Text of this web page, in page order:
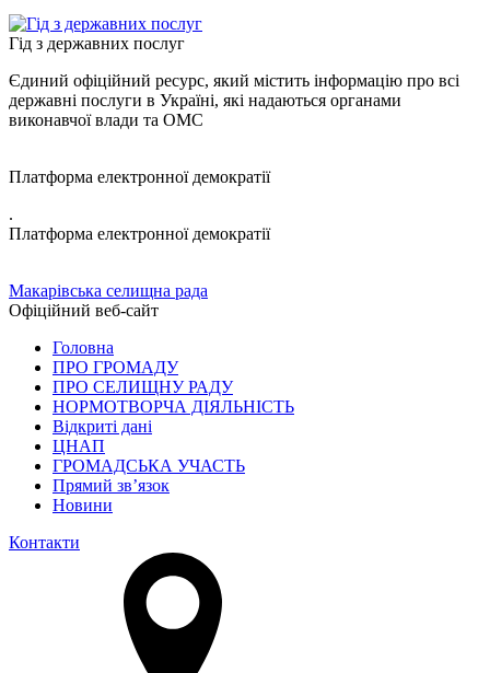
Гід з державних послуг
Єдиний офіційний ресурс, який містить інформацію про всі
державні послуги в Україні, які надаються органами
виконавчої влади та ОМС
Платформа електронної демократії
.
Платформа електронної демократії
Макарівська селищна рада
Офіційний веб-сайт
Головна
ПРО ГРОМАДУ
ПРО СЕЛИЩНУ РАДУ
НОРМОТВОРЧА ДІЯЛЬНІСТЬ
Відкриті дані
ЦНАП
ГРОМАДСЬКА УЧАСТЬ
Прямий зв’язок
Новини
Контакти